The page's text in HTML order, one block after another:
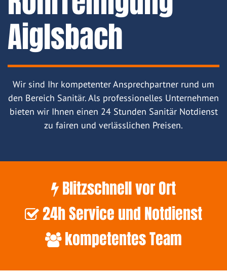
Aiglsbach
Wir sind Ihr kompetenter Ansprechpartner rund um
den Bereich Sanitär. Als professionelles Unternehmen
bieten wir Ihnen einen 24 Stunden Sanitär Notdienst
zu fairen und verlässlichen Preisen.
Blitzschnell vor Ort
24h Service und Notdienst
kompetentes Team